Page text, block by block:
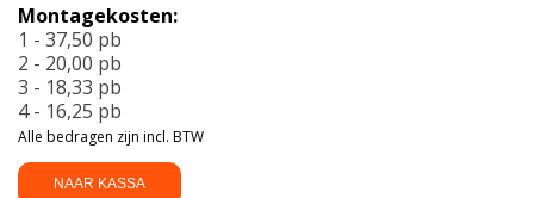
MO1
Enliten
XL
245/35
R19
93Y
aantal
NAAR KASSA
Montagekosten:
1 - 37,50 pb
2 - 20,00 pb
3 - 18,33 pb
4 - 16,25 pb
Alle bedragen zijn incl. BTW